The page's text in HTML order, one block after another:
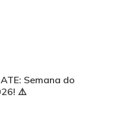
Semana do
⚠️